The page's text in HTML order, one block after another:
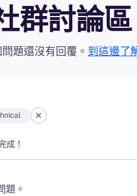
群討論區
題還沒有回覆。 到這邊了
成！
題。